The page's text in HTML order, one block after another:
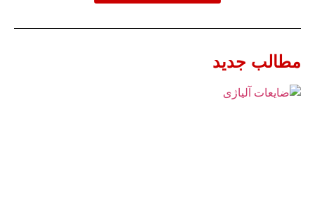
مطالب جدید